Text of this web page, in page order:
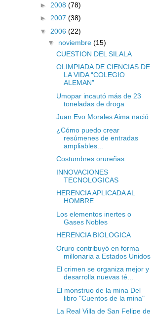
► 2008 (78)
► 2007 (38)
▼ 2006 (22)
▼ noviembre(15)
CUESTION DEL SILALA
OLIMPIADA DE CIENCIAS DE
LA VIDA “COLEGIO
ALEMAN”
Umopar incautó más de 23
toneladas de droga
Juan Evo Morales Aima nació
¿Cómo puedo crear
resúmenes de entradas
ampliables...
Costumbres orureñas
INNOVACIONES
TECNOLOGICAS
HERENCIA APLICADA AL
HOMBRE
Los elementos inertes o
Gases Nobles
HERENCIA BIOLOGICA
Oruro contribuyó en forma
millonaria a Estados Unidos
El crimen se organiza mejor y
desarrolla nuevas té...
El monstruo de la mina Del
libro "Cuentos de la mina"
La Real Villa de San Felipe de